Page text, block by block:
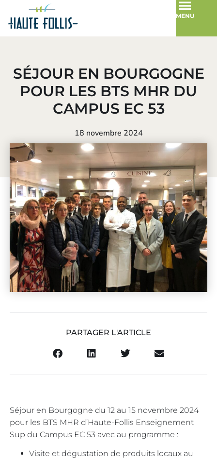
MENU
SÉJOUR EN BOURGOGNE
POUR LES BTS MHR DU
CAMPUS EC 53
18 novembre 2024
PARTAGER L'ARTICLE
Séjour en Bourgogne du 12 au 15 novembre 2024
pour les BTS MHR d’Haute-Follis Enseignement
Sup du Campus EC 53 avec au programme :
Visite et dégustation de produits locaux au